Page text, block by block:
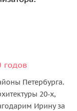
годов
Петербурга.
20-х,
Ирину за